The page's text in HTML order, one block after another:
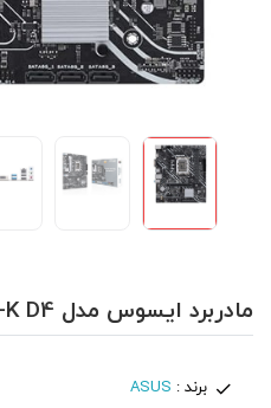
مادربرد ایسوس مدل ASUS PRIME H610M-K D4
برند : ASUS